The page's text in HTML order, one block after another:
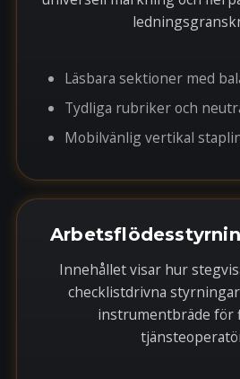
Läsbara sektioner med
Tydliga rubriker och
Mobilvänlig vertikal
Innehållet visar hur
checklistdrivna
instrumentbräde för